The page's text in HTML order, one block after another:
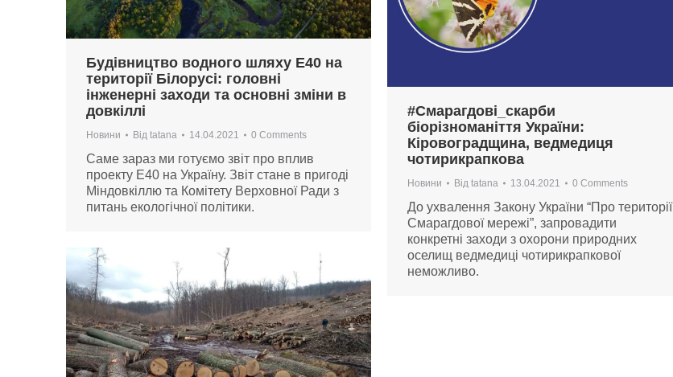
Будівництво водного шляху Е40 на
території Білорусі: головні
інженерні заходи та основні зміни в
довкіллі
Новини Від tatana 14.04.2021 0 Comments
Саме зараз ми готуємо звіт про вплив
проекту Е40 на Україну. Звіт стане в пригоді
Міндовкіллю та Комітету Верховної Ради з
питань екологічної політики.
#Смарагдові_скарби
біорізноманіття України:
Кіровоградщина, ведмедиця
чотирикрапкова
Новини Від tatana 13.04.2021 0 Comments
До ухвалення Закону України “Про території
Смарагдової мережі”, запровадити
конкретні заходи з охорони природних
оселищ ведмедиці чотирикрапкової
неможливо.